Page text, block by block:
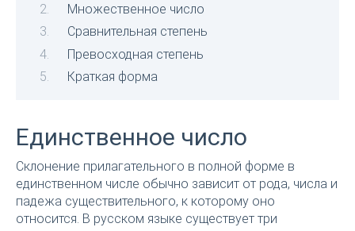
Множественное число
Сравнительная степень
Превосходная степень
Краткая форма
Единственное число
Склонение прилагательного в полной форме в
единственном числе обычно зависит от рода, числа и
падежа существительного, к которому оно
относится. В русском языке существует три